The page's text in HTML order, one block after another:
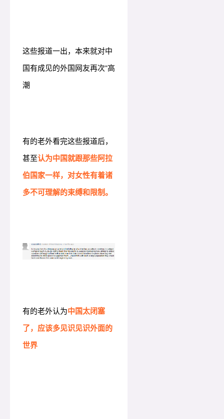
这些报道一出，本来就对中
国有成见的外国网友再次“高
潮
有的老外看完这些报道后，
甚至认为中国就跟那些阿拉
伯国家一样，对女性有着诸
多不可理解的束缚和限制。
有的老外认为中国太闭塞
了，应该多见识见识外面的
世界